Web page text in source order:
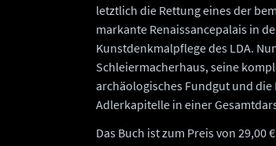
letztlich die Rettung eines der
markante Renaissancepalais in
Kunstdenkmalpflege des LDA.
Schleiermacherhaus, seine
archäologisches Fundgut und
Adlerkapitelle in einer
Das Buch ist zum Preis von 29,00